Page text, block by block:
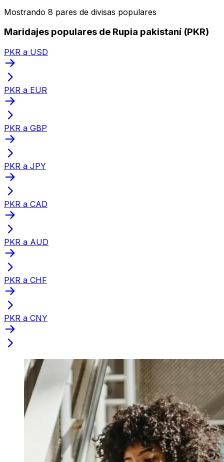
Mostrando 8 pares de divisas populares
Maridajes populares de Rupia pakistaní (PKR)
PKR a USD
PKR a EUR
PKR a GBP
PKR a JPY
PKR a CAD
PKR a AUD
PKR a CHF
PKR a CNY